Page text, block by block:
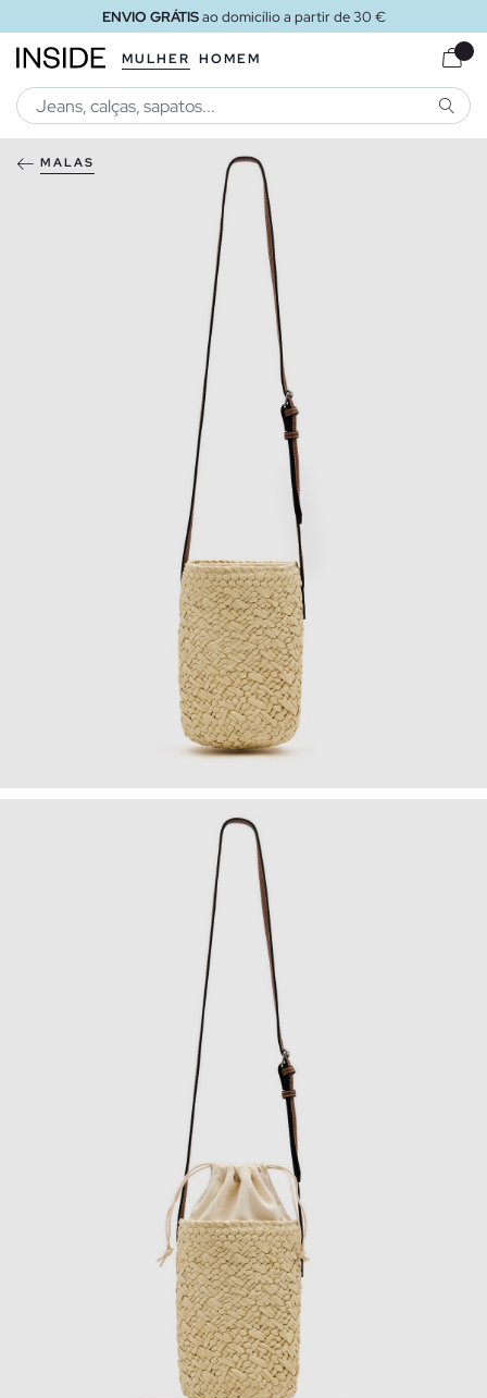
ENVIO GRÁTISao domicílio a partir de 30 €
MULHER HOMEM
MALAS